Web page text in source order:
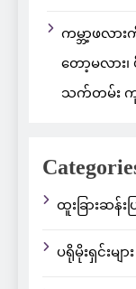
ကမ္ဘာ့ဖလာ
တော့မလား၊
သက်တမ်း ကု
ထူးခြားဆန်းပ
ပရိုမိုးရှင်းများ